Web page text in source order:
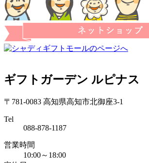
ギフトガーデン ルピナス
〒781-0083 高知県高知市北御座3-1
Tel
088-878-1187
営業時間
10:00～18:00